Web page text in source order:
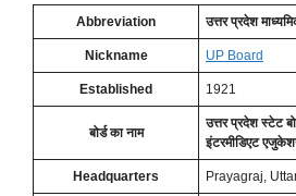
Abbreviation उत्तर प्रदेश
Nickname UP Board
Established 1921
बोर्ड का नाम
उत्तर प्रदेश स्टेट
इंटरमीडिएट
Headquarters Prayagraj,